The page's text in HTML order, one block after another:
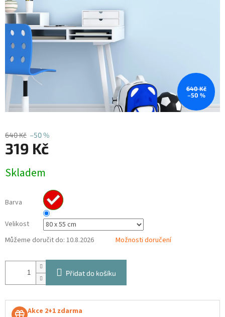
640 Kč
–50 %
640 Kč –50 %
319 Kč
cena:
Skladem
Barva
Velikost
Můžeme doručit do: 10.8.2026 Možnosti doručení
Přidat do košíku
Akce 2+1 zdarma